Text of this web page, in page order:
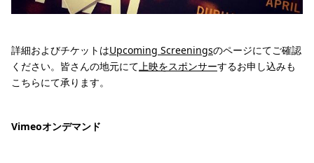
詳細およびチケットはUpcoming Screeningsのページにてご確認
ください。皆さんの地元にて上映をスポンサーするお申し込みも
こちらにて承ります。
Vimeoオンデマンド